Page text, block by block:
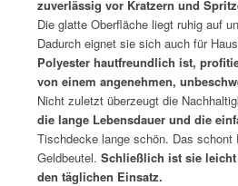
zuverlässig vor Kratzern und
Die glatte Oberfläche liegt ruhig auf
Dadurch eignet sie sich auch für
Polyester hautfreundlich ist,
von einem angenehmen,
Nicht zuletzt überzeugt die
die lange Lebensdauer und die
Tischdecke lange schön. Das schont
Geldbeutel. Schließlich ist sie
den täglichen Einsatz.